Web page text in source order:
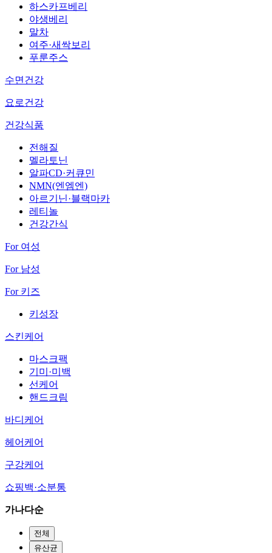
하스카프베리
야생베리
말차
여주·새싹보리
푸룬주스
수면건강
요로건강
건강식품
전해질
멜라토닌
알파CD·커큐민
NMN(엔엠엔)
아르기닌·블랙마카
레티놀
건강간식
For 여성
For 남성
For 키즈
키성장
스킨케어
마스크팩
기미·미백
선케어
핸드크림
바디케어
헤어케어
구강케어
쇼핑백·소분통
가나다순
전체
유산균